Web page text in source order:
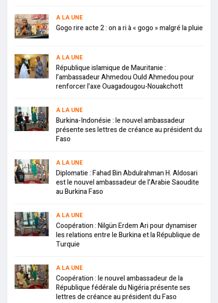
A LA UNE
Gogo rire acte 2 : on a ri à « gogo » malgré la pluie
A LA UNE
République islamique de Mauritanie :
l’ambassadeur Ahmedou Ould Ahmedou pour
renforcer l’axe Ouagadougou-Nouakchott
A LA UNE
Burkina-Indonésie : le nouvel ambassadeur
présente ses lettres de créance au président du
Faso
A LA UNE
Diplomatie : Fahad Bin Abdulrahman H. Aldosari
est le nouvel ambassadeur de l’Arabie Saoudite
au Burkina Faso
A LA UNE
Coopération : Nilgün Erdem Ari pour dynamiser
les relations entre le Burkina et la République de
Turquie
A LA UNE
Coopération : le nouvel ambassadeur de la
République fédérale du Nigéria présente ses
lettres de créance au président du Faso